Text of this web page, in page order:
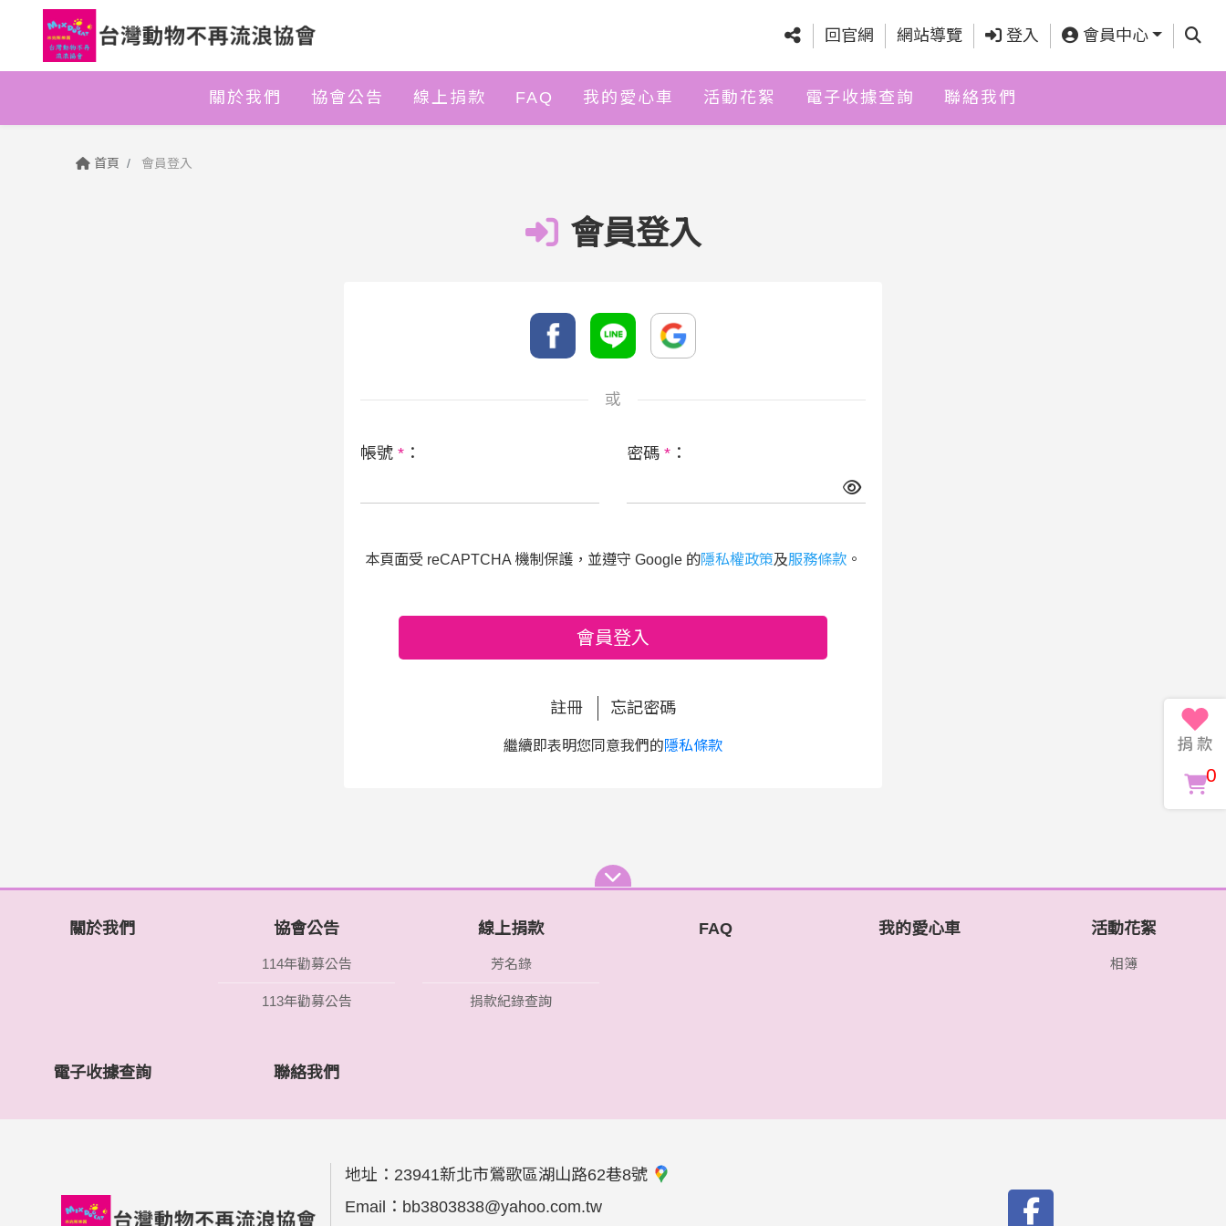
回官網 網站導覽 登入 會員中心 查詢
關於我們 協會公告 線上捐款 FAQ 我的愛心車 活動花絮 電子收據查詢 聯絡我們
首頁 會員登入
會員登入
或
帳號 * ： 密碼 * ：
本頁面受 reCAPTCHA 機制保護，並遵守 Google 的隱私權政策及服務條款 。
會員登入
註冊 忘記密碼
繼續即表明您同意我們的隱私條款
關於我們 協會公告
114年勸募公告
113年勸募公告
線上捐款
芳名錄
捐款紀錄查詢
FAQ 我的愛心車 活動花絮
相簿
電子收據查詢 聯絡我們
地址： 23941新北市鶯歌區湖山路62巷8號
Email： bb3803838@yahoo.com.tw
0